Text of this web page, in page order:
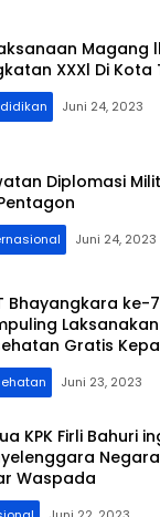
Magang
XXXl Di
Juni 24, 2023
Diplomasi
Juni 24, 2023
Bhayangkara ke-
Gratis
Juni 23, 2023
KPK Firli Bahuri
Waspada